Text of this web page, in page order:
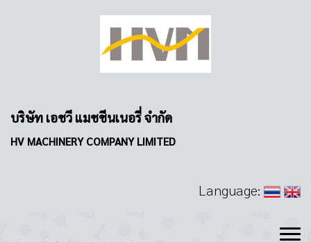
บริษัท เอชวี แมชชีนเนอรี่ จำกัด
HV MACHINERY COMPANY LIMITED
Language: